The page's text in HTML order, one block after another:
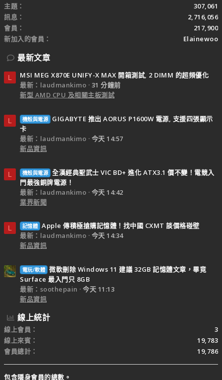
主題
307,061
訊息
2,716,056
會員
217,900
新加入的會員
Elainewoo
最新文章
L
MSI MEG X870E UNIFY-X MAX 開箱測試, 2 DIMM 的超頻優化
最新：laudmankimo
31 分鐘前
新型 AMD CPU 及相關主板測試
L 機殼與電源
GIGABYTE 推出 AORUS P1600W 電源, 支援四張顯示
卡
最新：laudmankimo
今天 14:57
新品資訊
L 機殼與電源 全漢經典聖武士 VIC BD+ 進化 ATX3.1 價不變！電競入
門最強銅牌電源！
最新：laudmankimo
今天 14:42
業界新聞
L 記憶體 Apple 傳積極搶購記憶體！找中國 CXMT 談價格碰壁
最新：laudmankimo
今天 14:34
新品資訊
電玩/軟體 微軟刪除 Windows 11 建議 32GB 記憶體文章，畢竟
Surface 最入門只 8GB
最新：soothepain
今天 11:13
新品資訊
線上統計
線上會員
3
線上來賓
19,783
會員總計
19,786
包含隱身會員的總數。